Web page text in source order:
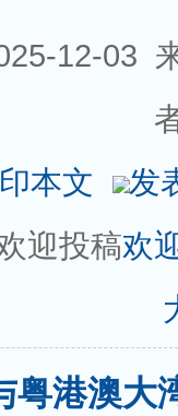
12-03
本文
发
欢
粤港澳大